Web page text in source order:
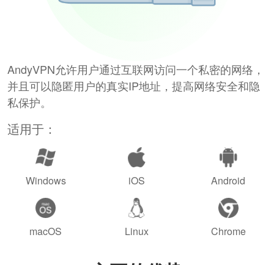
AndyVPN允许用户通过互联网访问一个私密的网络，
并且可以隐匿用户的真实IP地址，提高网络安全和隐
私保护。
适用于：
Windows iOS Android
macOS Linux Chrome